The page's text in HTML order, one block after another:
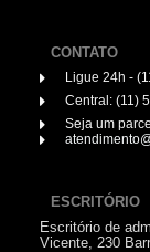
CONTATO
Ligue 24h -
Central: (11)
Seja um
ESCRITÓRIO
Escritório de
Vicente, 230